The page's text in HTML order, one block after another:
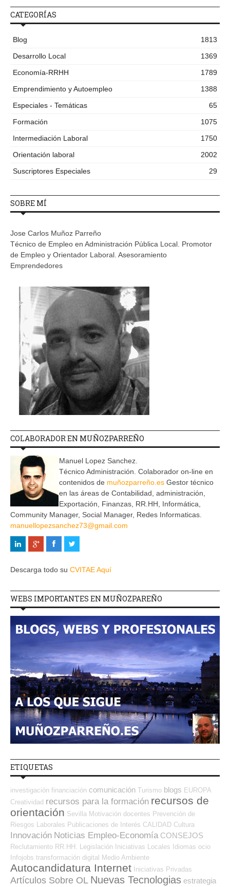
CATEGORÍAS
Blog
1813
Desarrollo Local
1369
Economía-RRHH
1789
Emprendimiento y Autoempleo
1388
Especiales - Temáticas
65
Formación
1075
Intermediación Laboral
1750
Orientación laboral
2002
Suscriptores Especiales
29
SOBRE MÍ
Jose Carlos Muñoz Parreño
Técnico de Empleo en Administración Pública Local. Promotor
de Empleo y Orientador Laboral. Asesoramiento
Emprendedores
COLABORADOR EN MUÑOZPARREÑO
Manuel Lopez Sanchez.
Técnico Administración. Colaborador on-line en
contenidos de muñozparreño.es Gestor técnico
en las áreas de Contabilidad, administración,
Exportación, Finanzas, RR.HH, Informática,
Community Manager, Social Manager, Redes Informaticas.
manuellopezsanchez73@gmail.com
Descarga todo su CVITAE Aquí
WEBS IMPORTANTES EN MUÑOZPAREÑO
ETIQUETAS
investigación financiación comunicación Turismo blogs EUROPA
Creatividad recursos para la formación recursos de
orientación Sevilla Motivación docentes Prevención de
Riesgos Laborales Publicaciones de Interés CALIDAD Cultura
Innovación Noticias Empleo-Economía CONSEJOS
Reclutamiento RR.HH. Legislación Iniciativas Locales Idiomas ocio
Infojobs transformación digital Medio Ambiente
Autocandidatura Internet Iniciativas Privadas
Artículos Sobre OL Nuevas Tecnologias estrategia